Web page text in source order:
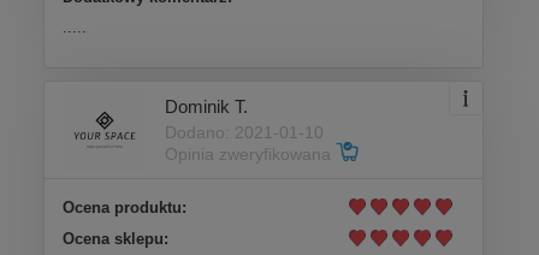
Dominik T.
Dodano: 2021-01-10
Opinia zweryfikowana
Ocena produktu:
Ocena sklepu: